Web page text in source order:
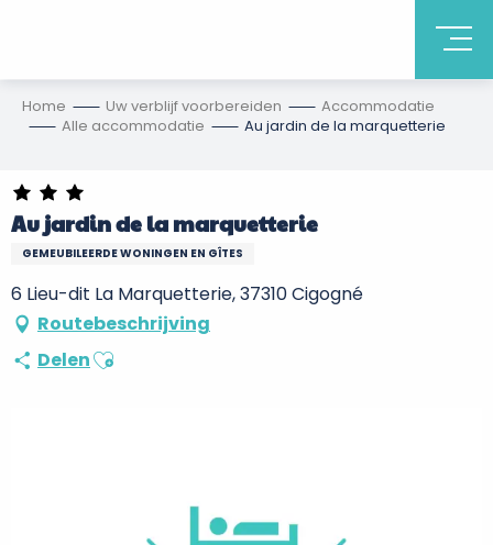
Home Uw verblijf voorbereiden
Accommodatie
Alle accommodatie
Au jardin de la marquetterie
Au jardin de la marquetterie
GEMEUBILEERDE WONINGEN EN GÎTES
6 Lieu-dit La Marquetterie, 37310 Cigogné
Routebeschrijving
DelenAjouter aux favoris